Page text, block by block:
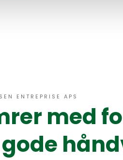
ENTREPRISE APS
med